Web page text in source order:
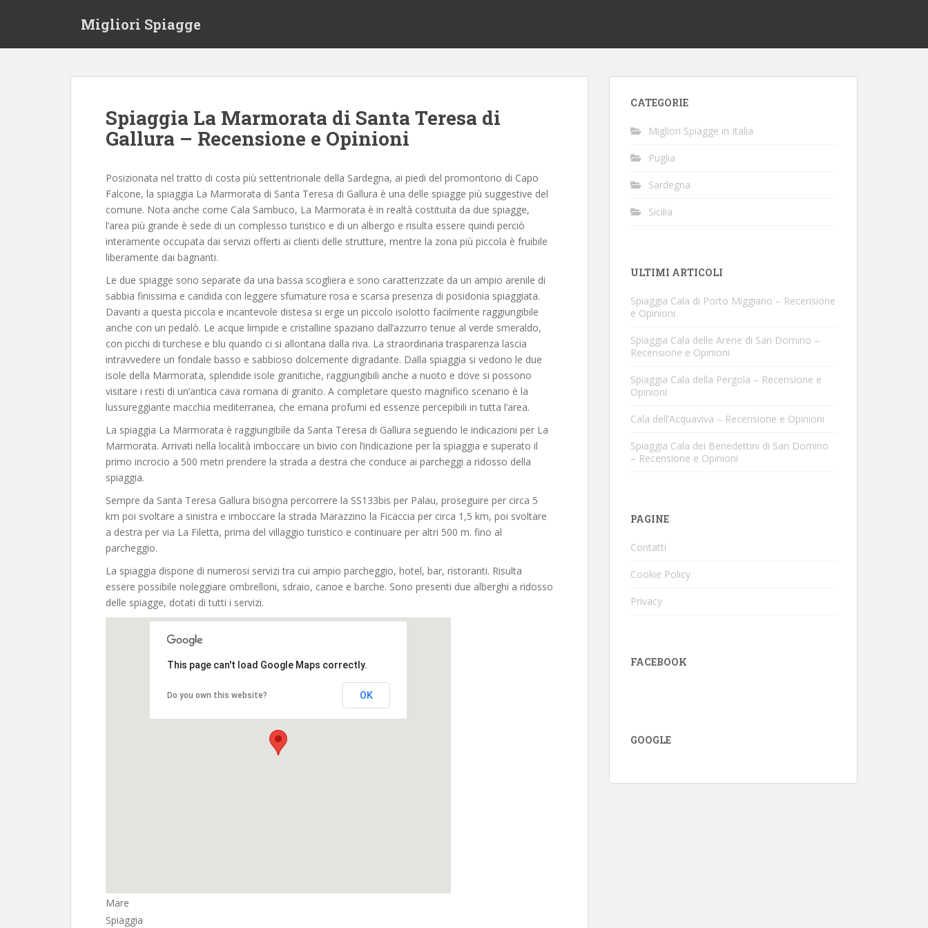
Migliori Spiagge
Spiaggia La Marmorata di Santa Teresa di
Gallura – Recensione e Opinioni
Posizionata nel tratto di costa più settentrionale della Sardegna, ai piedi del promontorio di Capo
Falcone, la spiaggia La Marmorata di Santa Teresa di Gallura è una delle spiagge più suggestive del
comune. Nota anche come Cala Sambuco, La Marmorata è in realtà costituita da due spiagge,
l’area più grande è sede di un complesso turistico e di un albergo e risulta essere quindi perciò
interamente occupata dai servizi offerti ai clienti delle strutture, mentre la zona più piccola è fruibile
liberamente dai bagnanti.
Le due spiagge sono separate da una bassa scogliera e sono caratterizzate da un ampio arenile di
sabbia finissima e candida con leggere sfumature rosa e scarsa presenza di posidonia spiaggiata.
Davanti a questa piccola e incantevole distesa si erge un piccolo isolotto facilmente raggiungibile
anche con un pedalò. Le acque limpide e cristalline spaziano dall’azzurro tenue al verde smeraldo,
con picchi di turchese e blu quando ci si allontana dalla riva. La straordinaria trasparenza lascia
intravvedere un fondale basso e sabbioso dolcemente digradante. Dalla spiaggia si vedono le due
isole della Marmorata, splendide isole granitiche, raggiungibili anche a nuoto e dove si possono
visitare i resti di un’antica cava romana di granito. A completare questo magnifico scenario è la
lussureggiante macchia mediterranea, che emana profumi ed essenze percepibili in tutta l’area.
La spiaggia La Marmorata è raggiungibile da Santa Teresa di Gallura seguendo le indicazioni per La
Marmorata. Arrivati nella località imboccare un bivio con l’indicazione per la spiaggia e superato il
primo incrocio a 500 metri prendere la strada a destra che conduce ai parcheggi a ridosso della
spiaggia.
Sempre da Santa Teresa Gallura bisogna percorrere la SS133bis per Palau, proseguire per circa 5
km poi svoltare a sinistra e imboccare la strada Marazzino la Ficaccia per circa 1,5 km, poi svoltare
a destra per via La Filetta, prima del villaggio turistico e continuare per altri 500 m. fino al
parcheggio.
La spiaggia dispone di numerosi servizi tra cui ampio parcheggio, hotel, bar, ristoranti. Risulta
essere possibile noleggiare ombrelloni, sdraio, canoe e barche. Sono presenti due alberghi a ridosso
delle spiagge, dotati di tutti i servizi.
This page can't load Google Maps correctly.
Do you own this website? OK
Mare
Spiaggia
CATEGORIE
Migliori Spiagge in Italia
Puglia
Sardegna
Sicilia
ULTIMI ARTICOLI
Spiaggia Cala di Porto Miggiano – Recensione
e Opinioni
Spiaggia Cala delle Arene di San Domino –
Recensione e Opinioni
Spiaggia Cala della Pergola – Recensione e
Opinioni
Cala dell’Acquaviva – Recensione e Opinioni
Spiaggia Cala dei Benedettini di San Domino
– Recensione e Opinioni
PAGINE
Contatti
Cookie Policy
Privacy
FACEBOOK
GOOGLE